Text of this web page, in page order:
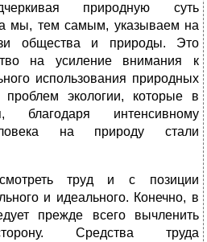
природную суть
мы, тем самым, указываем на
общества и природы. Это
на усиление внимания к
использования природных
экологии, которые в
благодаря интенсивному
на природу стали
труд и с позиции
и идеального. Конечно, в
прежде всего вычленить
Средства труда